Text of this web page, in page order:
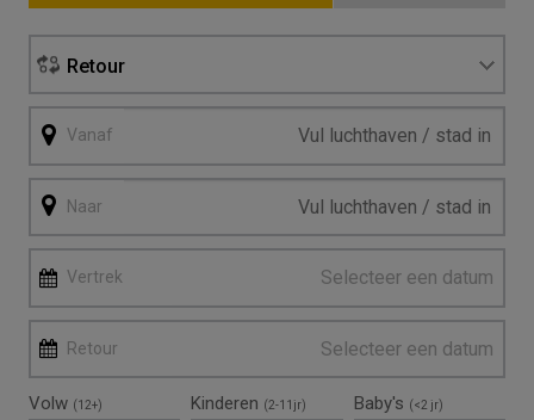
Retour
Vanaf
Naar
Vertrek Selecteer een datum
Retour Selecteer een datum
Volw (12+) Kinderen (2-11jr) Baby's (<2 jr)